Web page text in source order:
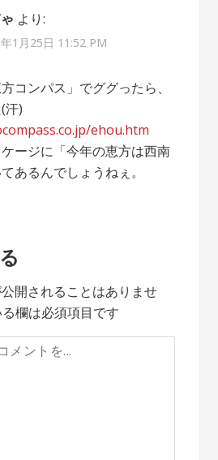
より:
1月25日 11:52 PM
コンパス」でググったら、
汗)
ehou.htm
ージに「今年の恵方は西南
あるんでしょうねぇ。
開されることはありませ
欄は必須項目です